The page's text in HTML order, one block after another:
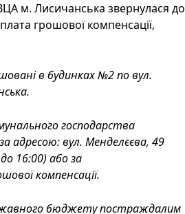
м. Лисичанська звернулася до
грошової компенсації,
в будинках №2 по вул.
господарства
адресою: вул. Менделєєва, 49
16:00) або за
компенсації.
бюджету постраждалим